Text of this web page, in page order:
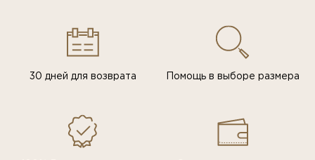
30 дней для возврата Помощь в выборе размера